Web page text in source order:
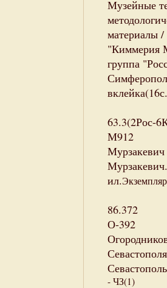
Музейные
материалы
"Киммерия
группа
63.3(2Рос-
М912
ил.
86.372
О-392
- ЧЗ(1)